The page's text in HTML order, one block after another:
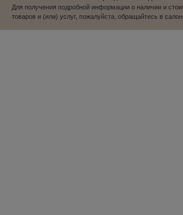
Для получения подробной информации о наличии и
товаров и (или) услуг, пожалуйста, обращайтесь в